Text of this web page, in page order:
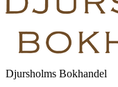
Djursholms Bokhandel